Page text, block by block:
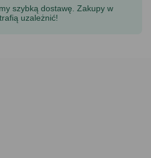
szybką dostawę. Zakupy w
uzależnić!